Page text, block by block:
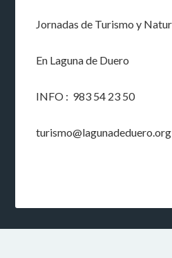
Jornadas de Turismo y
En Laguna de Duero
INFO : 983 54 23 50
turismo@lagunadeduero.org